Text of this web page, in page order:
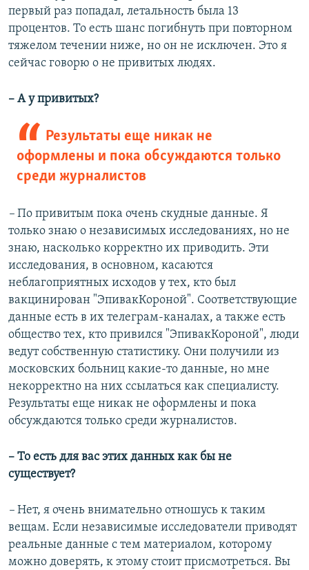
первый раз попадал, летальность была 13
процентов. То есть шанс погибнуть при повторном
тяжелом течении ниже, но он не исключен. Это я
сейчас говорю о не привитых людях.
– А у привитых?
Результаты еще никак не
оформлены и пока обсуждаются только
среди журналистов
– По привитым пока очень скудные данные. Я
только знаю о независимых исследованиях, но не
знаю, насколько корректно их приводить. Эти
исследования, в основном, касаются
неблагоприятных исходов у тех, кто был
вакцинирован "ЭпивакКороной". Соответствующие
данные есть в их телеграм-каналах, а также есть
общество тех, кто привился "ЭпивакКороной", люди
ведут собственную статистику. Они получили из
московских больниц какие-то данные, но мне
некорректно на них ссылаться как специалисту.
Результаты еще никак не оформлены и пока
обсуждаются только среди журналистов.
– То есть для вас этих данных как бы не
существует?
– Нет, я очень внимательно отношусь к таким
вещам. Если независимые исследователи приводят
реальные данные с тем материалом, которому
можно доверять, к этому стоит присмотреться. Вы